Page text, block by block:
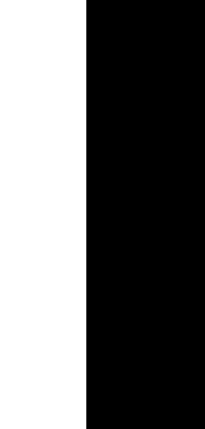
proteger el
una
pérdida de
“Las familias
los bienes
consumo